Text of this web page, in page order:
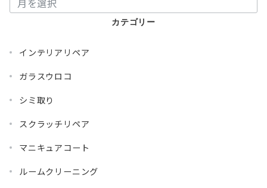
カテゴリー
インテリアリペア
ガラスウロコ
シミ取り
スクラッチリペア
マニキュアコート
ルームクリーニング